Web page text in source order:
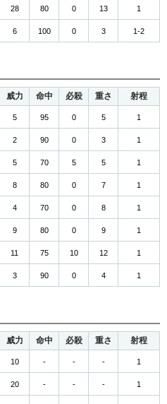
28 80 0 13 1
6 100 0 3 1-2
威力 命中 必殺 重さ 射程
5 95 0 5 1
2 90 0 3 1
5 70 5 5 1
8 80 0 7 1
4 70 0 8 1
9 80 0 9 1
11 75 10 12 1
3 90 0 4 1
威力 命中 必殺 重さ 射程
10 - - - 1
20 - - - 1